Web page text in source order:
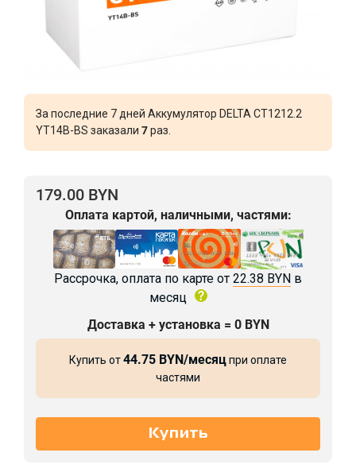
За последние 7 дней Аккумулятор DELTA CT1212.2
YT14B-BS заказали 7раз.
179.00 BYN
Оплата картой, наличными, частями:
Рассрочка, оплата по карте от 22.38 BYN в
месяц
Доставка + установка = 0 BYN
Купить от44.75 BYN/месяцпри оплате
частями